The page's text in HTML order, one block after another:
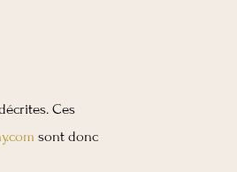
Ces
sont donc